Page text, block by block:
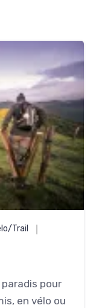
Trail
pour
en vélo ou